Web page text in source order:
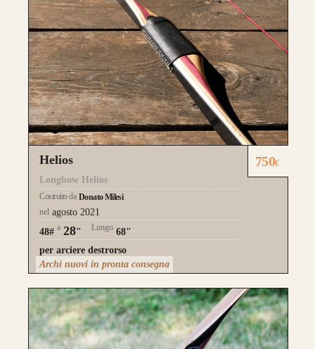
CONFIGURA E ORDINA IL
TUO LONGBOW
Questo modello si contraddistingue per la
composizione a
la risposta meccanica è la medesima e
l’estetica risulta più pulita.
da 750€
Helios
Longbow Helios
Costruito da Donato Milesi
nel agosto 2021
48# a 28" Lungo 68"
per arciere destrorso
750€
Archi nuovi in pronta consegna